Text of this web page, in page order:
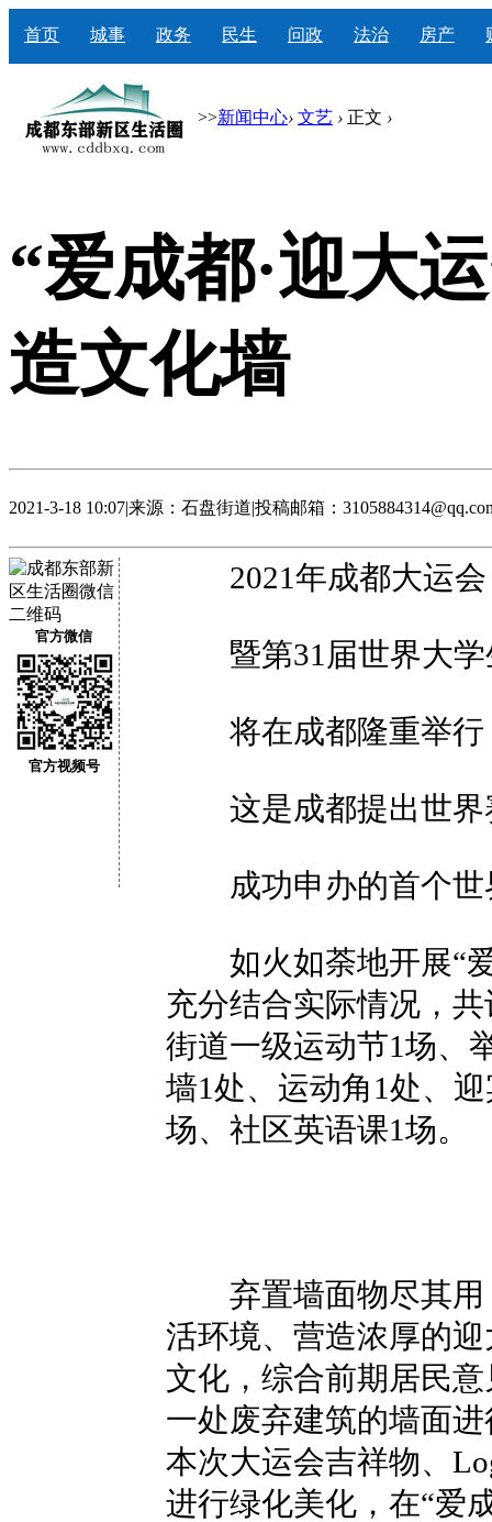
首页 城事 政务 民生 问政 法治 房产
>>新闻中心› 文艺 › 正文 ›
“爱成都·迎大
造文化墙
2021-3-18 10:07|来源：石盘街道|投稿邮箱：
官方微信
官方视频号
2021年成都大运会
暨第31届世界大学
将在成都隆重举行
这是成都提出世界
成功申办的首个世
如火如荼地开展“爱
充分结合实际情况，
街道一级运动节1场、
墙1处、运动角1处、
场、社区英语课1场。
弃置墙面物尽其用
活环境、营造浓厚的
文化，综合前期居民
一处废弃建筑的墙面
本次大运会吉祥物、
进行绿化美化，在“爱